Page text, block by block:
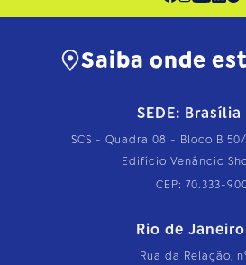
Saiba onde
SEDE: Brasília
SCS - Quadra 08 - Bloco B
Edifício Venâncio
CEP: 70.333-
Rio de Janeiro
Rua da Relação,